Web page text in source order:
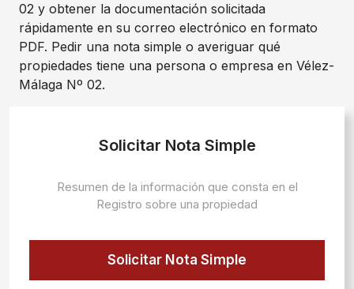
02 y obtener la documentación solicitada
rápidamente en su correo electrónico en formato
PDF. Pedir una nota simple o averiguar qué
propiedades tiene una persona o empresa en Vélez-
Málaga Nº 02.
Solicitar Nota Simple
Resumen de la información que consta en el
Registro sobre una propiedad
Solicitar Nota Simple